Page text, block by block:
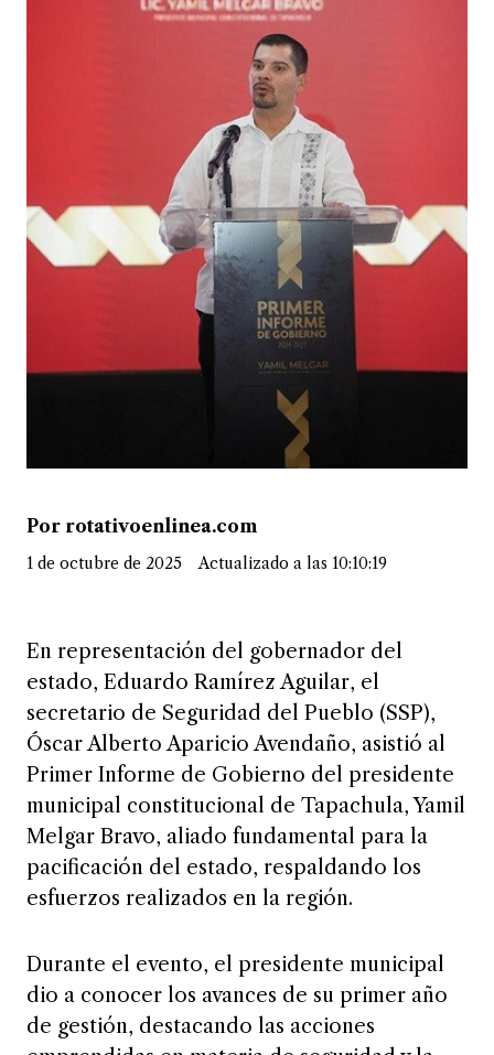
Por rotativoenlinea.com
1 de octubre de 2025 Actualizado a las 10:10:19
En representación del gobernador del
estado, Eduardo Ramírez Aguilar, el
secretario de Seguridad del Pueblo (SSP),
Óscar Alberto Aparicio Avendaño, asistió al
Primer Informe de Gobierno del presidente
municipal constitucional de Tapachula, Yamil
Melgar Bravo, aliado fundamental para la
pacificación del estado, respaldando los
esfuerzos realizados en la región.
Durante el evento, el presidente municipal
dio a conocer los avances de su primer año
de gestión, destacando las acciones